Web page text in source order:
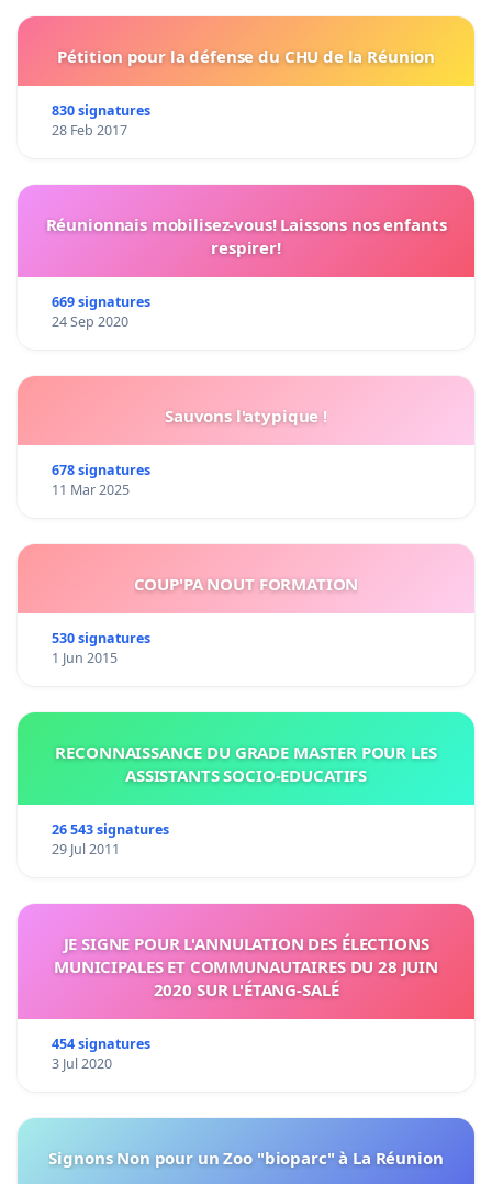
Pétition pour la défense du CHU de la Réunion
830 signatures
28 Feb 2017
Réunionnais mobilisez-vous! Laissons nos enfants
respirer!
669 signatures
24 Sep 2020
Sauvons l'atypique !
678 signatures
11 Mar 2025
COUP'PA NOUT FORMATION
530 signatures
1 Jun 2015
RECONNAISSANCE DU GRADE MASTER POUR LES
ASSISTANTS SOCIO-EDUCATIFS
26 543 signatures
29 Jul 2011
JE SIGNE POUR L'ANNULATION DES ÉLECTIONS
MUNICIPALES ET COMMUNAUTAIRES DU 28 JUIN
2020 SUR L'ÉTANG-SALÉ
454 signatures
3 Jul 2020
Signons Non pour un Zoo "bioparc" à La Réunion